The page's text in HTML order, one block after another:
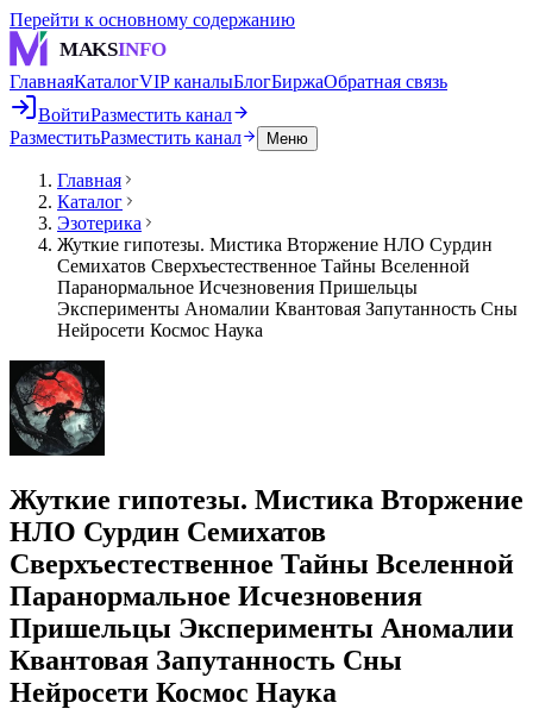
Перейти к основному содержанию
MAKSINFO
ГлавнаяКаталогVIP каналыБлогБиржаОбратная связь
ВойтиРазместить канал
РазместитьРазместить канал Меню
Главная
Каталог
Эзотерика
Жуткие гипотезы. Мистика Вторжение НЛО Сурдин
Семихатов Сверхъестественное Тайны Вселенной
Паранормальное Исчезновения Пришельцы
Эксперименты Аномалии Квантовая Запутанность Сны
Нейросети Космос Наука
Жуткие гипотезы. Мистика Вторжение
НЛО Сурдин Семихатов
Сверхъестественное Тайны Вселенной
Паранормальное Исчезновения
Пришельцы Эксперименты Аномалии
Квантовая Запутанность Сны
Нейросети Космос Наука